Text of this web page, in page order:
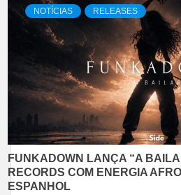
NOTÍCIAS RELEASES
FUNKADOWN LANÇA “A
RECORDS COM ENERGIA
ESPANHOL